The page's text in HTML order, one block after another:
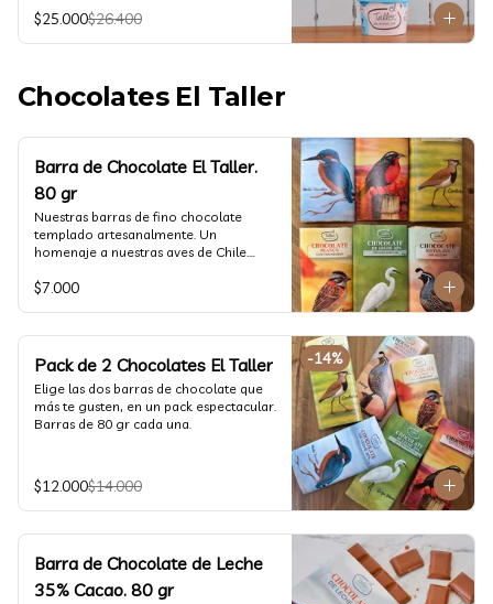
Info Nutricional
$25.000$26.400
Chocolates El Taller
Barra de Chocolate El Taller.
80 gr
Nuestras barras de fino chocolate
templado artesanalmente. Un
homenaje a nuestras aves de Chile.
$7.000
-14%
Pack de 2 Chocolates El Taller
Elige las dos barras de chocolate que
más te gusten, en un pack espectacular.
Barras de 80 gr cada una.
$12.000$14.000
Barra de Chocolate de Leche
35% Cacao. 80 gr